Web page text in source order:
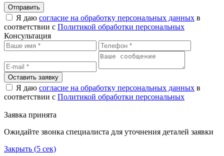
Отправить
Я даю согласие на обработку персональных данных в
соответствии с Политикой обработки персональных
Консультация
Оставить заявку
Я даю согласие на обработку персональных данных в
соответствии с Политикой обработки персональных
Заявка принята
Ожидайте звонка специалиста для уточнения деталей заявки
Закрыть (5 сек)